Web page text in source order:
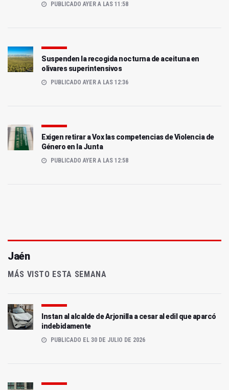
PUBLICADO AYER A LAS 11:58
Suspenden la recogida nocturna de aceituna en
olivares superintensivos
PUBLICADO AYER A LAS 12:36
Exigen retirar a Vox las competencias de Violencia de
Género en la Junta
PUBLICADO AYER A LAS 12:58
Jaén
MÁS VISTO ESTA SEMANA
Instan al alcalde de Arjonilla a cesar al edil que aparcó
indebidamente
PUBLICADO EL 30 DE JULIO DE 2026